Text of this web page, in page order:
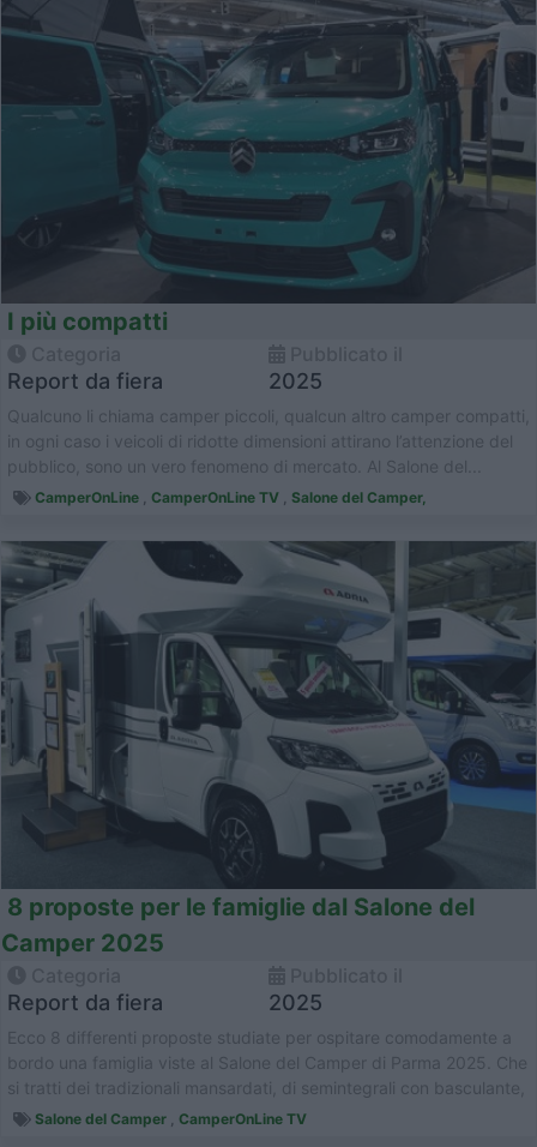
I più compatti
Report da fiera 2025
Qualcuno li chiama camper piccoli, qualcun altro camper compatti,
in ogni caso i veicoli di ridotte dimensioni attirano l’attenzione del
pubblico, sono un vero fenomeno di mercato. Al Salone del...
CamperOnLine , CamperOnLine TV , Salone del Camper,
8 proposte per le famiglie dal Salone del
Camper 2025
Report da fiera 2025
Ecco 8 differenti proposte studiate per ospitare comodamente a
bordo una famiglia viste al Salone del Camper di Parma 2025. Che
si tratti dei tradizionali mansardati, di semintegrali con basculante,
d... Salone del Camper CamperOnLine TV